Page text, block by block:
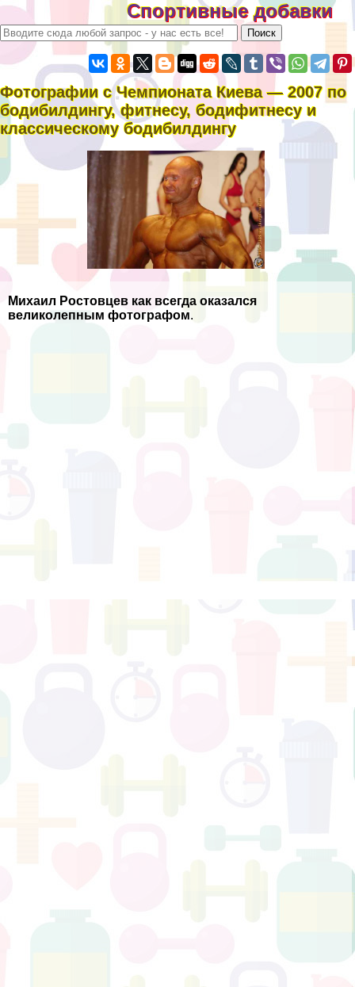
Спортивные добавки
Фотографии с Чемпионата Киева — 2007 по
бодибилдингу, фитнесу, бодифитнесу и
классическому бодибилдингу
Михаил Ростовцев как всегда оказался
великолепным фотографом.